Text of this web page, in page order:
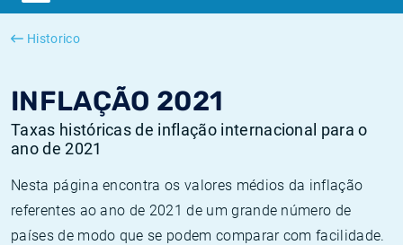
Historico
INFLAÇÃO 2021
Taxas históricas de inflação internacional para o
ano de 2021
Nesta página encontra os valores médios da inflação
referentes ao ano de 2021 de um grande número de
países de modo que se podem comparar com facilidade.
SONIA
Inflação Europa
Taxas TONAR históricas